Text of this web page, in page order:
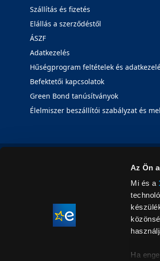
Az Ön
Mi és a
Ha
Szállítás és fizetés
Elállás a szerződéstől
ÁSZF
Adatkezelés
Hűségprogram feltételek és
Befektetői kapcsolatok
Green Bond tanúsítványok
Élelmiszer beszállítói szabályzat és